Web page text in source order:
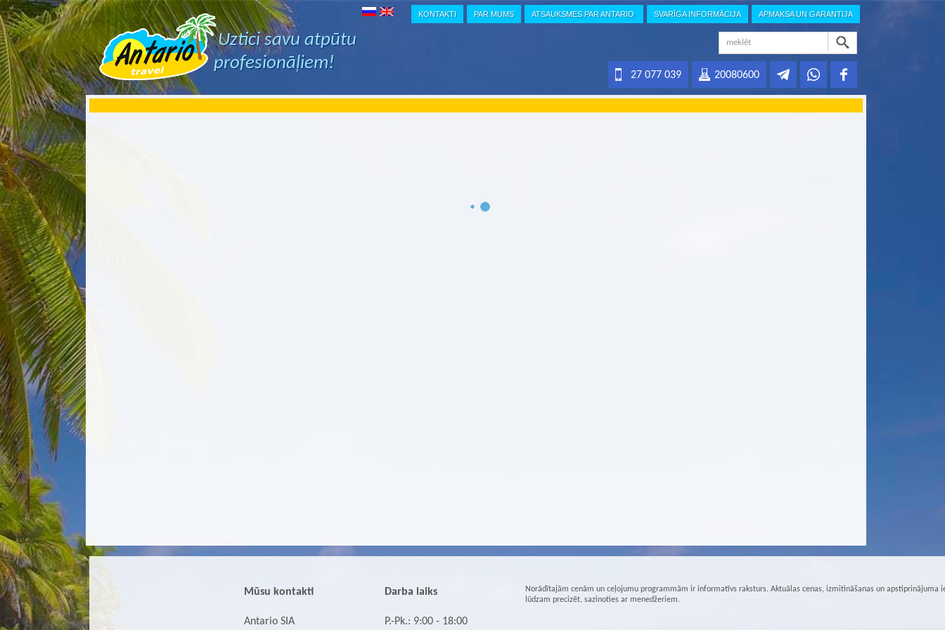
KONTAKTI PAR MUMS ATSAUKSMES PAR ANTARIO SVARĪGA INFORMĀCIJA APMAKSA UN GARANTIJA
Uztici savu atpūtu
profesionāļiem!
20080600
27 077 039
Mūsu kontakti
Antario SIA
Darba laiks
P.-Pk.: 9:00 - 18:00
Norādītajām cenām un ceļojumu programmām ir informatīvs raksturs. Aktuālas cenas, izmitināšanas un apstiprinājuma
lūdzam precizēt, sazinoties ar menedžeriem.